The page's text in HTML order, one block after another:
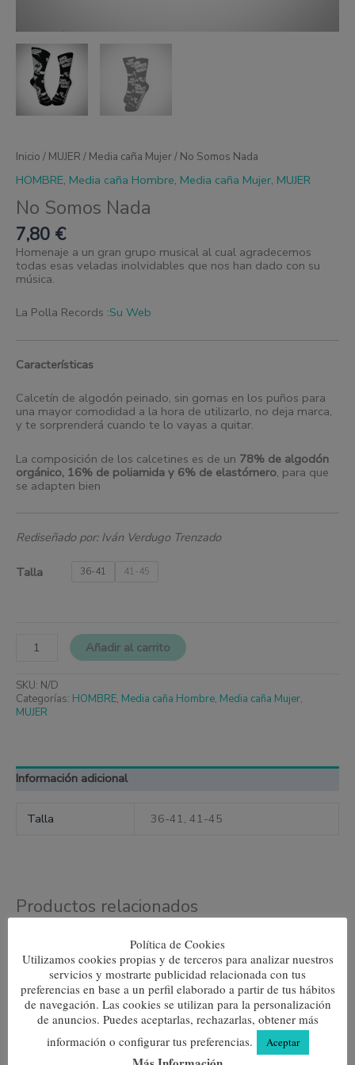
Inicio / MUJER / Media caña Mujer/ No Somos Nada
HOMBRE, Media caña Hombre, Media caña Mujer, MUJER
No Somos Nada
7,80 €
Homenaje a un gran grupo musical al cual agradecemos
todas esas veladas inolvidables que nos han dado con su
música.
La Polla Records :Su Web
Características
Calcetín de algodón peinado, sin gomas en los puños para
una mayor comodidad a la hora de utilizarlo, no deja marca,
y te sorprenderá cuando te lo vayas a quitar.
La composición de los calcetines es de un 78% de algodón
orgánico, 16% de poliamida y 6% de elastómero, para que
se adapten bien
Rediseñado por: Iván Verdugo Trenzado
Talla 36-41 41-45
Añadir al carrito
SKU: N/D
Categorías: HOMBRE, Media caña Hombre, Media caña Mujer,
MUJER
Información adicional
Talla 36-41, 41-45
Productos relacionados
producto
tiene
múltiples
variantes.
Las
opciones
se
pueden
elegir
tiene
Las
se
Política de Cookies
Utilizamos cookies propias y de terceros para analizar nuestros
servicios y mostrarte publicidad relacionada con tus
preferencias en base a un perfil elaborado a partir de tus hábitos
de navegación. Las cookies se utilizan para la personalización
de anuncios. Puedes aceptarlas, rechazarlas, obtener más
información o configurar tus preferencias.
Aceptar